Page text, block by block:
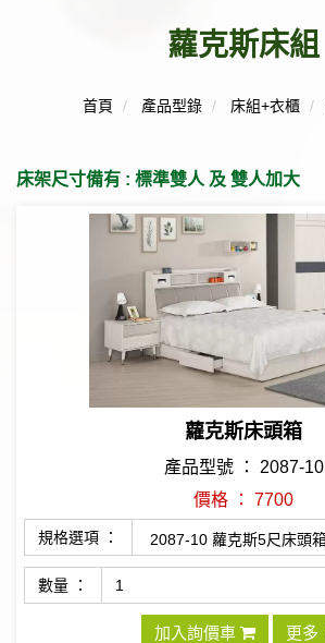
蘿克斯床組
首頁 產品型錄 床組+衣櫃
床架尺寸備有 : 標準雙人 及 雙人加大
蘿克斯床頭箱
產品型號 ： 2087-10
價格 ： 7700
規格選項 ：
數量 ：
加入詢價車 更多